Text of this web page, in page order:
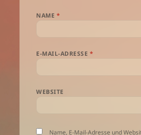
NAME *
E-MAIL-ADRESSE *
WEBSITE
Name, E-Mail-Adresse und